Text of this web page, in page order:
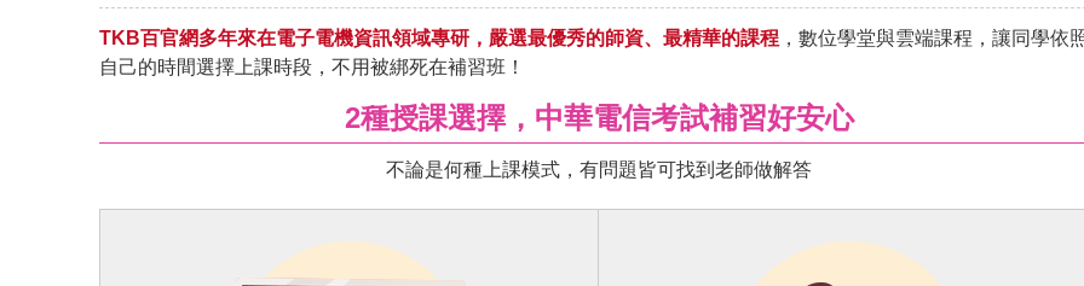
TKB百官網多年來在電子電機資訊領域專研，嚴選最優秀的師資、最精華的課程 ，數位學堂與雲端課程，讓同學依
自己的時間選擇上課時段，不用被綁死在補習班！
2種授課選擇，中華電信考試補習好安心
不論是何種上課模式，有問題皆可找到老師做解答